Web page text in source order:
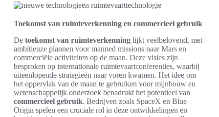
Toekomst van ruimteverkenning en commercieel gebruik
De toekomst van ruimteverkenning lijkt veelbelovend, met
ambitieuze plannen voor manned missions naar Mars en
commerciële activiteiten op de maan. Deze visies zijn
besproken op internationale ruimtevaartconferenties, waarbij
uiteenlopende strategieën naar voren kwamen. Het idee om
het oppervlak van de maan te gebruiken voor mijnbouw en
wetenschappelijk onderzoek benadrukt het potentieel van
commercieel gebruik. Bedrijven zoals SpaceX en Blue
Origin spelen een cruciale rol in deze ontwikkelingen en